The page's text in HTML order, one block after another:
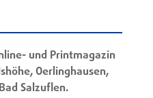
und Printmagazin
Oerlinghausen,
Salzuflen.